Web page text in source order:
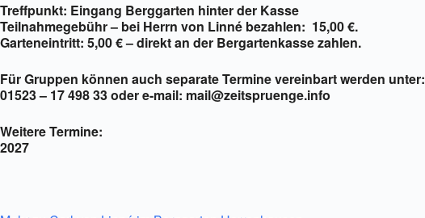
Treffpunkt: Eingang Berggarten hinter der Kasse
Teilnahmegebühr – bei Herrn von Linné bezahlen: 15,00 €.
Garteneintritt: 5,00 € – direkt an der Bergartenkasse zahlen.
Für Gruppen können auch separate Termine vereinbart werden unter:
01523 – 17 498 33 oder e-mail: mail@zeitspruenge.info
Weitere Termine:
2027